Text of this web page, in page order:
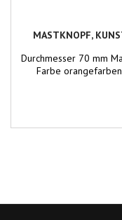
MASTKNOPF,
Durchmesser 70 mm
Farbe
einfaches